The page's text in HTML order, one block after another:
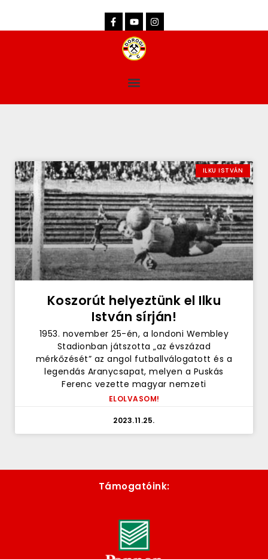
ILKU ISTVÁN
Koszorút helyeztünk el Ilku
István sírján!
1953. november 25-én, a londoni Wembley
Stadionban játszotta „az évszázad
mérkőzését” az angol futballválogatott és a
legendás Aranycsapat, melyen a Puskás
Ferenc vezette magyar nemzeti
ELOLVASOM!
2023.11.25.
Támogatóink: